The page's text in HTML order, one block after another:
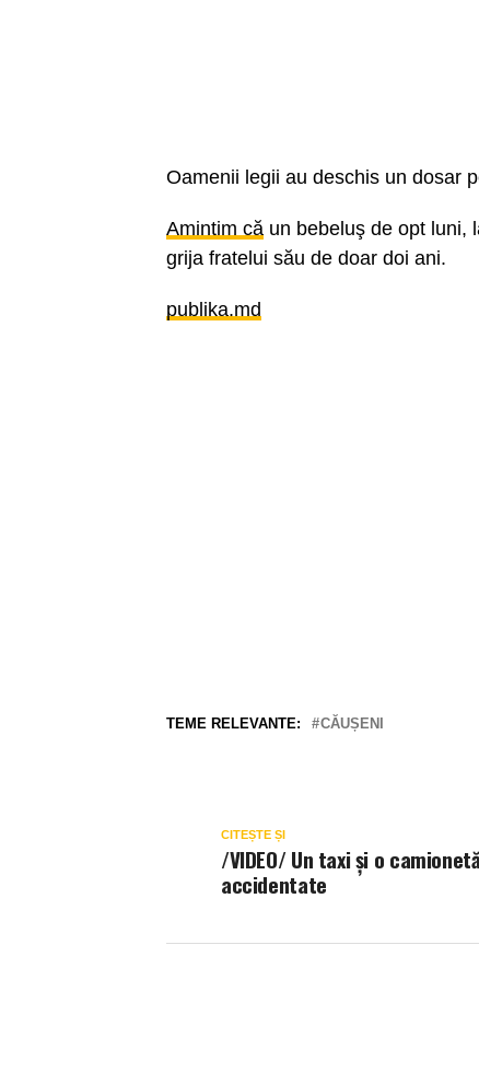
Oamenii legii au deschis un dosar
Amintim că un bebeluş de opt luni,
grija fratelui său de doar doi ani.
publika.md
TEME RELEVANTE: CĂUȘENI
CITEȘTE ȘI
/VIDEO/ Un taxi și o
accidentate